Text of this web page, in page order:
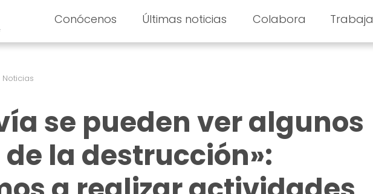
Conócenos Últimas noticias Colabora Trabaja
Noticias
se pueden ver algunos
la destrucción»: